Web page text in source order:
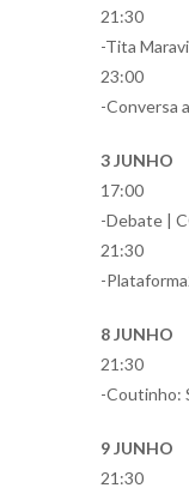
21:30
-Tita
23:00
-Conversa
3 JUNHO
17:00
-Debate |
21:30
-
8 JUNHO
21:30
-Coutinho:
9 JUNHO
21:30